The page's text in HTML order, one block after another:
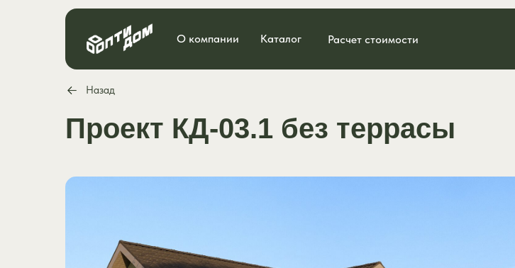
О компании Каталог Расчет стоимости
Назад
Проект КД-03.1 без террасы